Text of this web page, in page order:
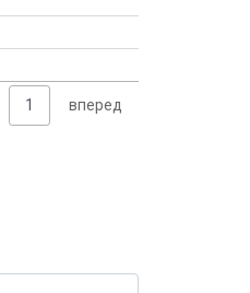
1 вперед